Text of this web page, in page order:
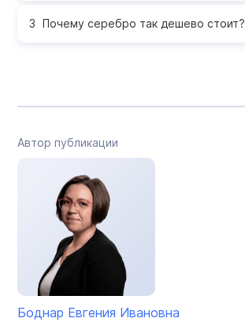
Почему серебро так дешево стоит?
Автор публикации
Боднар Евгения Ивановна